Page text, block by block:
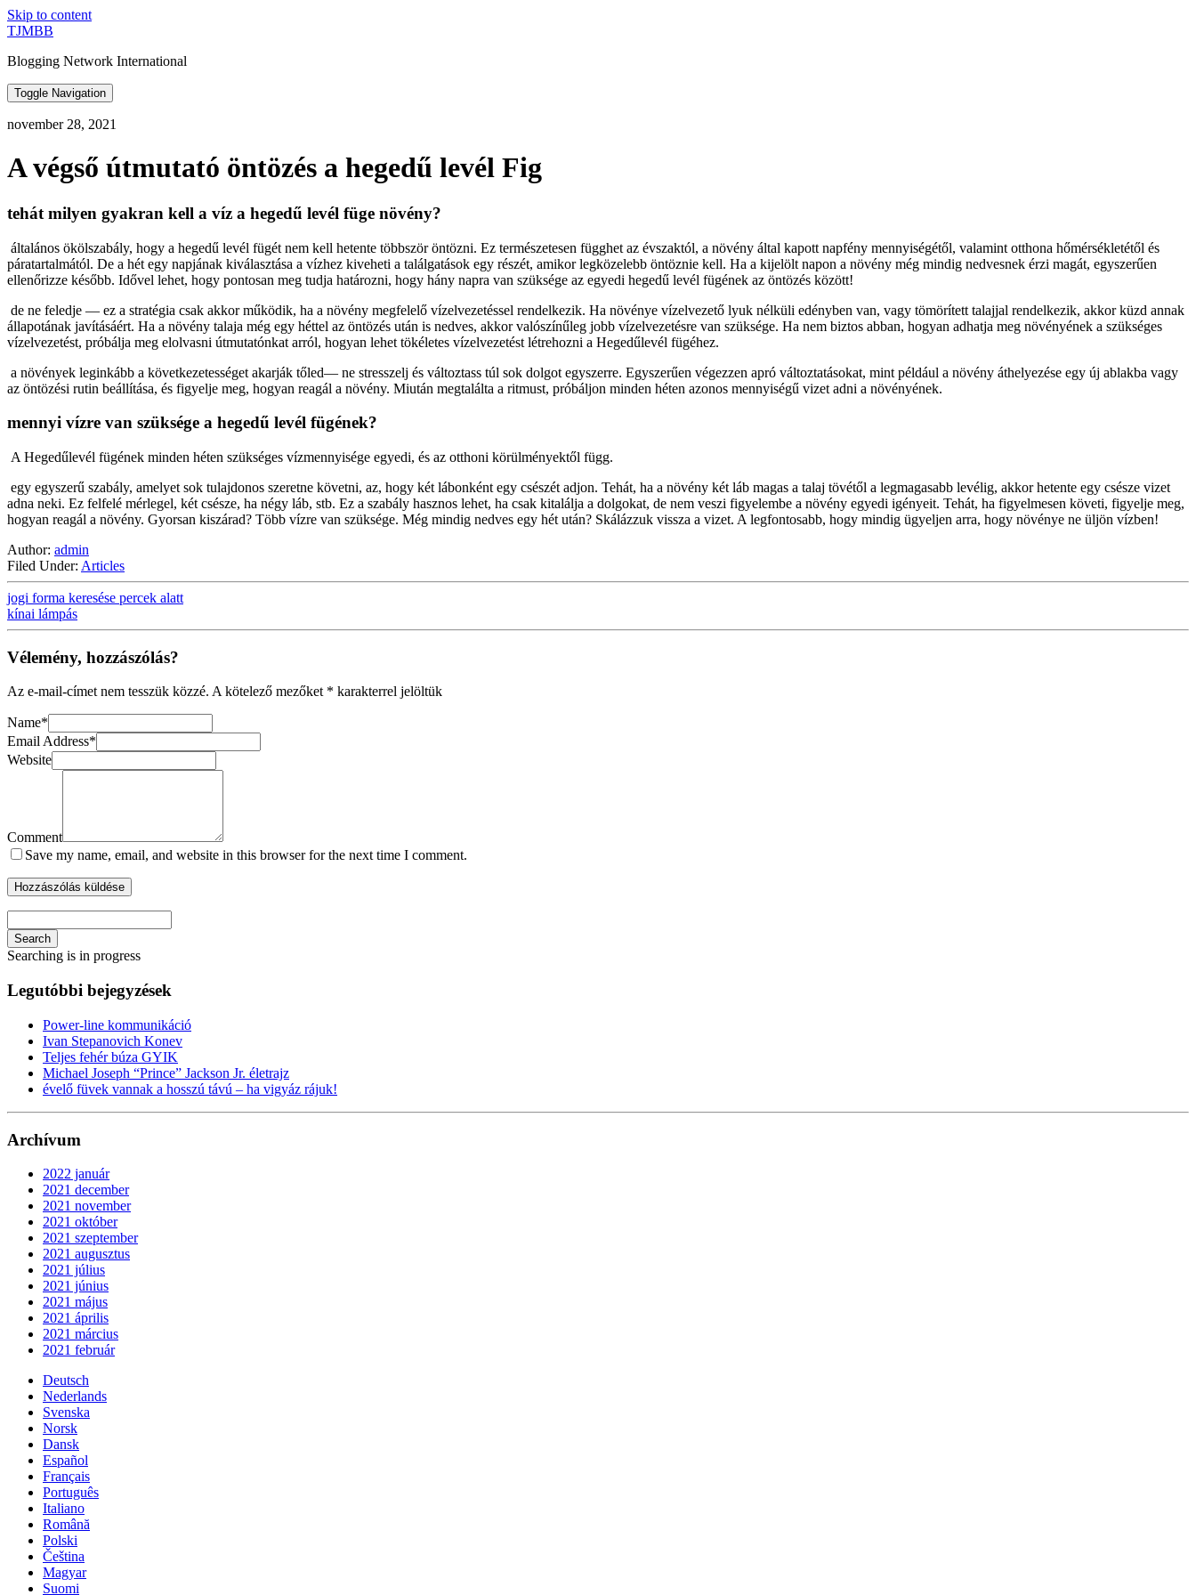
Skip to content
TJMBB
Blogging Network International
Toggle Navigation
november 28, 2021
A végső útmutató öntözés a hegedű levél Fig
tehát milyen gyakran kell a víz a hegedű levél füge növény?
páratartalmától. De a hét egy napjának kiválasztása a vízhez kiveheti a találgatások egy részét, amikor legközelebb öntöznie kell. Ha a kijelölt napon a növény még mindig nedvesnek érzi magát, egyszerűen
ellenőrizze később. Idővel lehet, hogy pontosan meg tudja határozni, hogy hány napra van szüksége az egyedi hegedű levél fügének az öntözés között!
állapotának javításáért. Ha a növény talaja még egy héttel az öntözés után is nedves, akkor valószínűleg jobb vízelvezetésre van szüksége. Ha nem biztos abban, hogyan adhatja meg növényének a szükséges
vízelvezetést, próbálja meg elolvasni útmutatónkat arról, hogyan lehet tökéletes vízelvezetést létrehozni a Hegedűlevél fügéhez.
az öntözési rutin beállítása, és figyelje meg, hogyan reagál a növény. Miután megtalálta a ritmust, próbáljon minden héten azonos mennyiségű vizet adni a növényének.
mennyi vízre van szüksége a hegedű levél fügének?
A Hegedűlevél fügének minden héten szükséges vízmennyisége egyedi, és az otthoni körülményektől függ.
adna neki. Ez felfelé mérlegel, két csésze, ha négy láb, stb. Ez a szabály hasznos lehet, ha csak kitalálja a dolgokat, de nem veszi figyelembe a növény egyedi igényeit. Tehát, ha figyelmesen követi, figyelje meg,
hogyan reagál a növény. Gyorsan kiszárad? Több vízre van szüksége. Még mindig nedves egy hét után? Skálázzuk vissza a vizet. A legfontosabb, hogy mindig ügyeljen arra, hogy növénye ne üljön vízben!
Author: admin
Filed Under: Articles
jogi forma keresése percek alatt
kínai lámpás
Vélemény, hozzászólás?
Az e-mail-címet nem tesszük közzé. A kötelező mezőket * karakterrel jelöltük
Name*
Email Address*
Website
Comment
Save my name, email, and website in this browser for the next time I comment.
Search
Searching is in progress
Legutóbbi bejegyzések
Power-line kommunikáció
Ivan Stepanovich Konev
Teljes fehér búza GYIK
Michael Joseph “Prince” Jackson Jr. életrajz
évelő füvek vannak a hosszú távú – ha vigyáz rájuk!
Archívum
2022 január
2021 december
2021 november
2021 október
2021 szeptember
2021 augusztus
2021 július
2021 június
2021 május
2021 április
2021 március
2021 február
Deutsch
Nederlands
Svenska
Norsk
Dansk
Español
Français
Português
Italiano
Română
Polski
Čeština
Magyar
Suomi